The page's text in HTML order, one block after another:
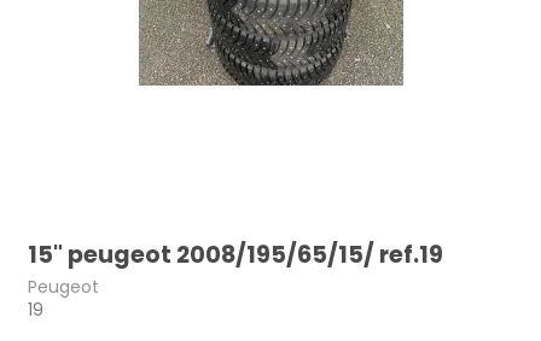
15" peugeot 2008/195/65/15/ ref.19
Peugeot
19